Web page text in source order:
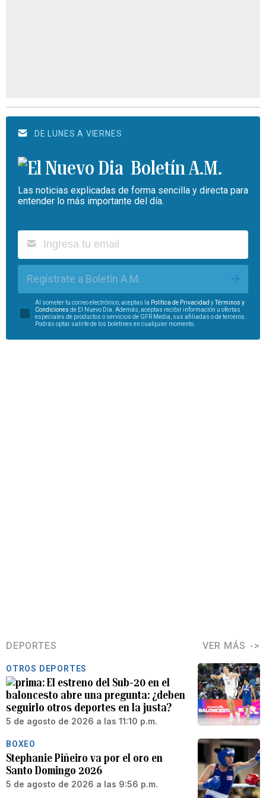
DE LUNES A VIERNES
Boletín A.M.
Las noticias explicadas de forma sencilla y directa para
entender lo más importante del día.
Regístrate a Boletín A.M.
Al someter tu correo electrónico, aceptas la Política de Privacidad yTérminos y
Condiciones de El Nuevo Día. Además, aceptas recibir información u ofertas
especiales de productos o servicios de GFR Media, sus afiliadas o de terceros.
Podrás optar salirte de los boletines en cualquier momento.
DEPORTES VER MÁS
OTROS DEPORTES
El estreno del Sub-20 en el
baloncesto abre una pregunta: ¿deben
seguirlo otros deportes en la justa?
5 de agosto de 2026 a las 11:10 p.m.
BOXEO
Stephanie Piñeiro va por el oro en
Santo Domingo 2026
5 de agosto de 2026 a las 9:56 p.m.